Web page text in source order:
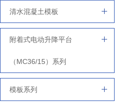
清水混凝土模板
附着式电动升降平台
（MC36/15）系列
模板系列